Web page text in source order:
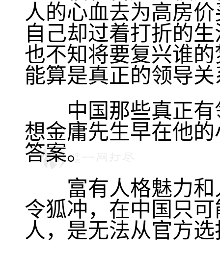
人的心血去为高房
自己却过着打折的
也不知将要复兴谁
能算是真正的领导
中国那些真正有
想金庸先生早在他
答案。
富有人格魅力和
令狐冲，在中国只
人，是无法从官方